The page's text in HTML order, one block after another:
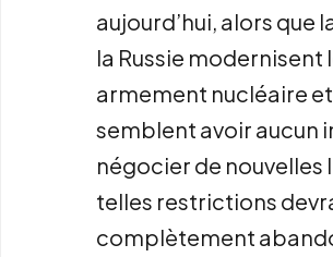
aujourd’hui, alors que
la Russie modernisent
armement nucléaire
semblent avoir aucun
négocier de nouvelles
telles restrictions
complètement